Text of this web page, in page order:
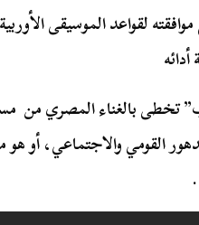
لقواعد الموسيقى
تخطى بالغناء المصري من
القومي والاجتماعي، أو هو